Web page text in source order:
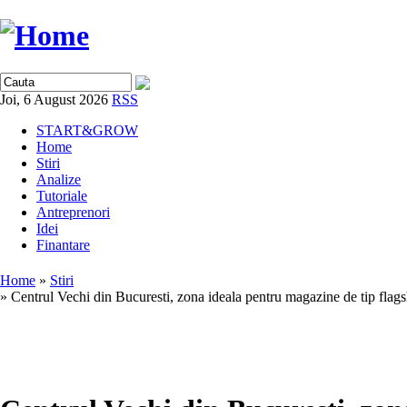
Joi, 6 August 2026 RSS
START&GROW
Home
Stiri
Analize
Tutoriale
Antreprenori
Idei
Finantare
Home » Stiri
» Centrul Vechi din Bucuresti, zona ideala pentru magazine de tip